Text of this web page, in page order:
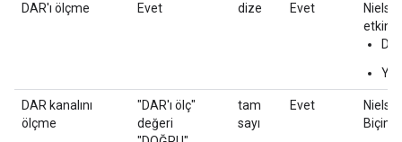
DAR'ı ölçme Evet dize Evet
DAR kanalını
ölçme
"DAR'ı ölç"
değeri
tam
sayı
Evet
Biçim